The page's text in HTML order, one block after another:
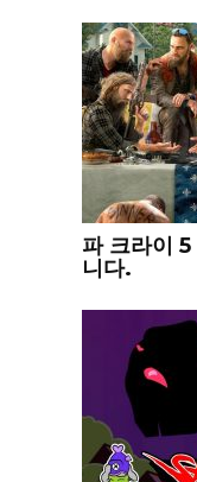
파 크라이
니다.